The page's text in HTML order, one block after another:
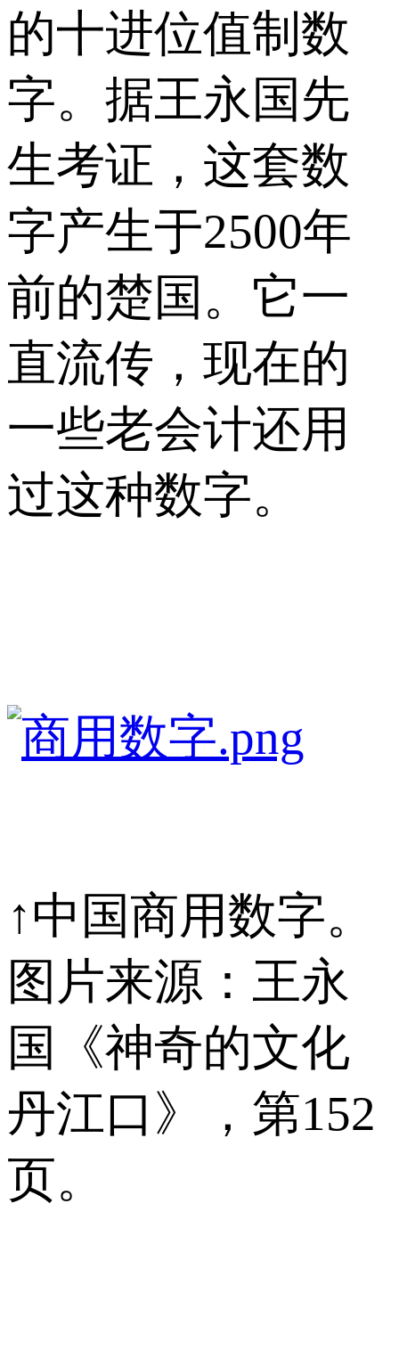
的十进位值制数
字。据王永国先
生考证，这套数
字产生于2500年
前的楚国。它一
直流传，现在的
一些老会计还用
过这种数字。
↑中国商用数字。
图片来源：王永
国《神奇的文化
丹江口》，第152
页。